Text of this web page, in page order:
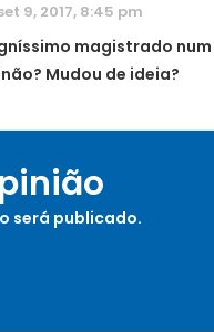
9, 2017, 8:45 pm
magistrado
não? Mudou de ideia?
será publicado.